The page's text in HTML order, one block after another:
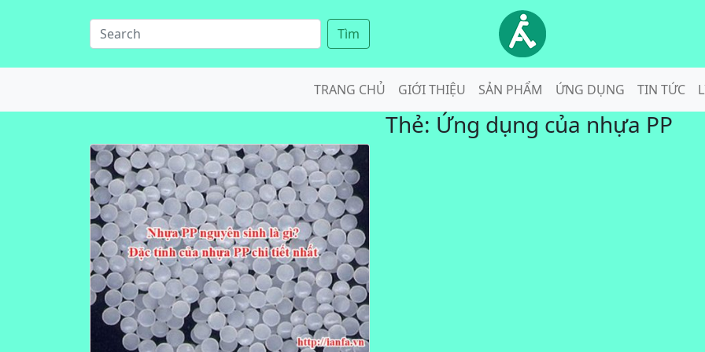
Tìm
TRANG CHỦ GIỚI THIỆU SẢN PHẨM ỨNG DỤNG TIN TỨC
Thẻ: Ứng dụng của nhựa PP